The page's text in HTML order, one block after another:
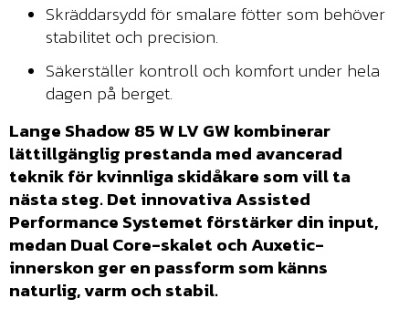
Skräddarsydd för smalare fötter som behöver
stabilitet och precision.
Säkerställer kontroll och komfort under hela
dagen på berget.
Lange Shadow 85 W LV GW kombinerar
lättillgänglig prestanda med avancerad
teknik för kvinnliga skidåkare som vill ta
nästa steg. Det innovativa Assisted
Performance Systemet förstärker din input,
medan Dual Core-skalet och Auxetic-
innerskon ger en passform som känns
naturlig, varm och stabil.